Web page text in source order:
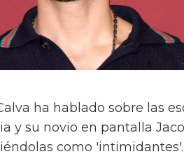
ha hablado sobre las
y su novio en pantalla
como 'intimidantes'.